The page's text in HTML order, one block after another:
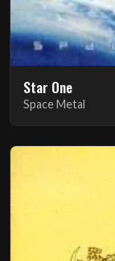
Star One
Space Metal